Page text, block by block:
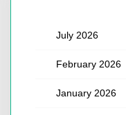
July 2026
February 2026
January 2026